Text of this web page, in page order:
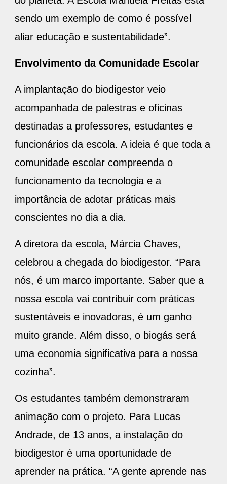
sendo um exemplo de como é possível
aliar educação e sustentabilidade”.
acompanhada de palestras e oficinas
destinadas a professores, estudantes e
funcionários da escola. A ideia é que toda a
comunidade escolar compreenda o
funcionamento da tecnologia e a
importância de adotar práticas mais
conscientes no dia a dia.
celebrou a chegada do biodigestor. “Para
nós, é um marco importante. Saber que a
nossa escola vai contribuir com práticas
sustentáveis e inovadoras, é um ganho
muito grande. Além disso, o biogás será
uma economia significativa para a nossa
cozinha”.
animação com o projeto. Para Lucas
Andrade, de 13 anos, a instalação do
biodigestor é uma oportunidade de
aprender na prática. “A gente aprende nas
aulas que o lixo pode virar coisas boas, e